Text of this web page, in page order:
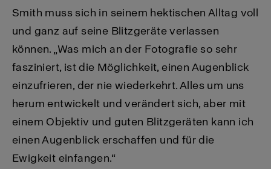
Smith muss sich in seinem hektischen Alltag voll
und ganz auf seine Blitzgeräte verlassen
können. „Was mich an der Fotografie so sehr
fasziniert, ist die Möglichkeit, einen Augenblick
einzufrieren, der nie wiederkehrt. Alles um uns
herum entwickelt und verändert sich, aber mit
einem Objektiv und guten Blitzgeräten kann ich
einen Augenblick erschaffen und für die
Ewigkeit einfangen.“